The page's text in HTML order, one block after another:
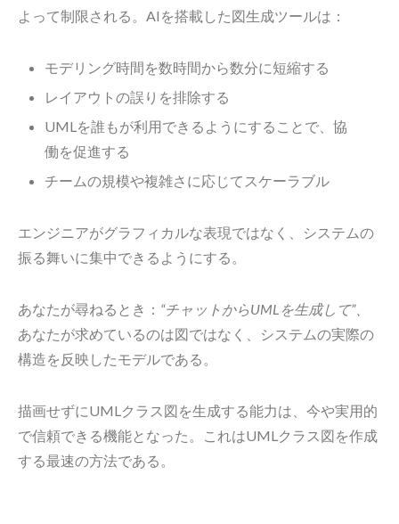
よって制限される。AIを搭載した図生成ツールは：
モデリング時間を数時間から数分に短縮する
レイアウトの誤りを排除する
UMLを誰もが利用できるようにすることで、協
働を促進する
チームの規模や複雑さに応じてスケーラブル
エンジニアがグラフィカルな表現ではなく、システムの
振る舞いに集中できるようにする。
あなたが尋ねるとき： “チャットからUMLを生成して”、
あなたが求めているのは図ではなく、システムの実際の
構造を反映したモデルである。
描画せずにUMLクラス図を生成する能力は、今や実用的
で信頼できる機能となった。これはUMLクラス図を作成
する最速の方法である。